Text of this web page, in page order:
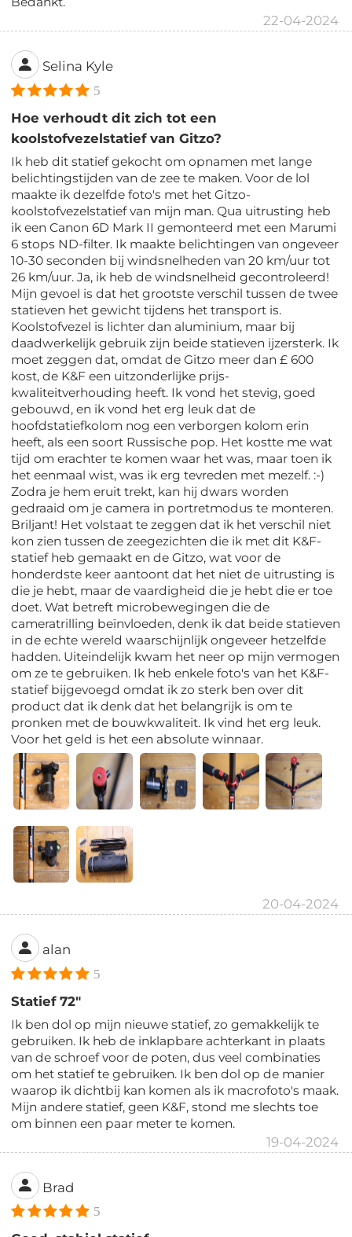
22-04-2024
Selina Kyle
5
Hoe verhoudt dit zich tot een
koolstofvezelstatief van Gitzo?
Ik heb dit statief gekocht om opnamen met lange
belichtingstijden van de zee te maken. Voor de lol
maakte ik dezelfde foto's met het Gitzo-
koolstofvezelstatief van mijn man. Qua uitrusting heb
ik een Canon 6D Mark II gemonteerd met een Marumi
6 stops ND-filter. Ik maakte belichtingen van ongeveer
10-30 seconden bij windsnelheden van 20 km/uur tot
26 km/uur. Ja, ik heb de windsnelheid gecontroleerd!
Mijn gevoel is dat het grootste verschil tussen de twee
statieven het gewicht tijdens het transport is.
Koolstofvezel is lichter dan aluminium, maar bij
daadwerkelijk gebruik zijn beide statieven ijzersterk. Ik
moet zeggen dat, omdat de Gitzo meer dan £ 600
kost, de K&F een uitzonderlijke prijs-
kwaliteitverhouding heeft. Ik vond het stevig, goed
gebouwd, en ik vond het erg leuk dat de
hoofdstatiefkolom nog een verborgen kolom erin
heeft, als een soort Russische pop. Het kostte me wat
tijd om erachter te komen waar het was, maar toen ik
het eenmaal wist, was ik erg tevreden met mezelf. :-)
Zodra je hem eruit trekt, kan hij dwars worden
gedraaid om je camera in portretmodus te monteren.
Briljant! Het volstaat te zeggen dat ik het verschil niet
kon zien tussen de zeegezichten die ik met dit K&F-
statief heb gemaakt en de Gitzo, wat voor de
honderdste keer aantoont dat het niet de uitrusting is
die je hebt, maar de vaardigheid die je hebt die er toe
doet. Wat betreft microbewegingen die de
cameratrilling beïnvloeden, denk ik dat beide statieven
in de echte wereld waarschijnlijk ongeveer hetzelfde
hadden. Uiteindelijk kwam het neer op mijn vermogen
om ze te gebruiken. Ik heb enkele foto's van het K&F-
statief bijgevoegd omdat ik zo sterk ben over dit
product dat ik denk dat het belangrijk is om te
pronken met de bouwkwaliteit. Ik vind het erg leuk.
Voor het geld is het een absolute winnaar.
20-04-2024
alan
5
Statief 72"
Ik ben dol op mijn nieuwe statief, zo gemakkelijk te
gebruiken. Ik heb de inklapbare achterkant in plaats
van de schroef voor de poten, dus veel combinaties
om het statief te gebruiken. Ik ben dol op de manier
waarop ik dichtbij kan komen als ik macrofoto's maak.
Mijn andere statief, geen K&F, stond me slechts toe
om binnen een paar meter te komen.
19-04-2024
Brad
5